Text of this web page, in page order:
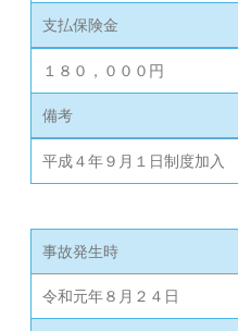
支払保険金
１８０，０００円
備考
平成４年９月１日制度加入
事故発生時
令和元年８月２４日